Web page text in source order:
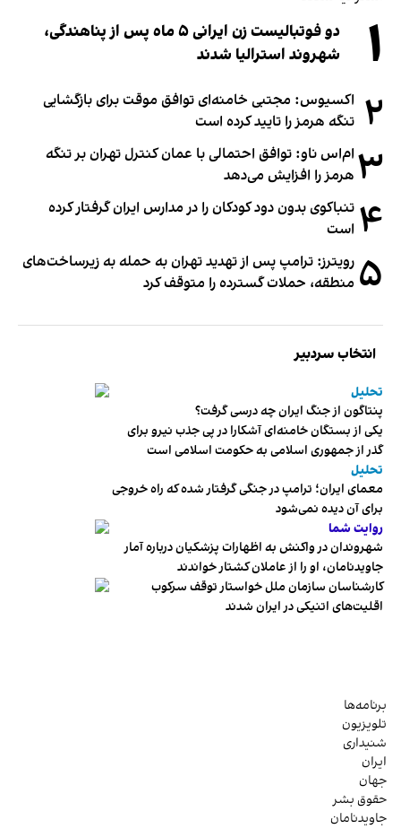
۱
دو فوتبالیست زن ایرانی ۵ ماه پس از پناهندگی،
شهروند استرالیا شدند
۲ اکسیوس: مجتبی خامنه‌ای توافق موقت برای بازگشایی
تنگه هرمز را تایید کرده است
۳ ام‌اس ناو: توافق احتمالی با عمان کنترل تهران بر تنگه
هرمز را افزایش می‌دهد
۴ تنباکوی بدون دود کودکان را در مدارس ایران گرفتار کرده
است
۵ رویترز: ترامپ پس از تهدید تهران به حمله به زیرساخت‌های
منطقه، حملات گسترده را متوقف کرد
انتخاب سردبیر
تحلیل
پنتاگون از جنگ ایران چه درسی گرفت؟
یکی از بستگان خامنه‌ای آشکارا در پی جذب نیرو برای
گذر از جمهوری اسلامی به حکومت اسلامی است
تحلیل
معمای ایران؛ ترامپ در جنگی گرفتار شده که راه خروجی
برای آن دیده نمی‌شود
روایت شما
شهروندان در واکنش به اظهارات پزشکیان درباره آمار
جاویدنامان، او را از عاملان کشتار خواندند
کارشناسان سازمان ملل خواستار توقف سرکوب
اقلیت‌های اتنیکی در ایران شدند
برنامه‌ها
تلویزیون
شنیداری
ایران
جهان
حقوق بشر
جاویدنامان